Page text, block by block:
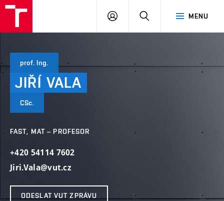
MENU
PŘIHLÁSIT
prof. Ing.
JIŘÍ VALA
CSc.
FAST, MAT – PROFESOR
+420 54114 7602
Jiri.Vala@vut.cz
ODESLAT VUT ZPRÁVU